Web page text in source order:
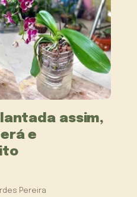
assim,
e
Pereira